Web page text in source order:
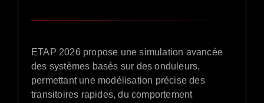
ETAP 2026 propose une simulation avancée
des systèmes basés sur des onduleurs,
permettant une modélisation précise des
transitoires rapides, du comportement